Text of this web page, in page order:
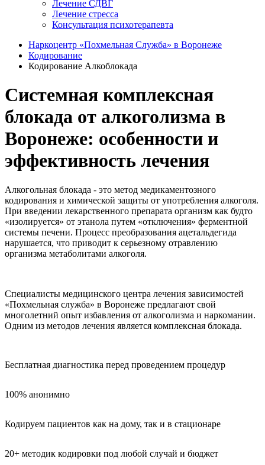
Лечение СДВГ
Лечение стресса
Консультация психотерапевта
Наркоцентр «Похмельная Служба» в Воронеже
Кодирование
Кодирование Алкоблокада
Системная комплексная
блокада от алкоголизма в
Воронеже: особенности и
эффективность лечения
Алкогольная блокада - это метод медикаментозного
кодирования и химической защиты от употребления алкоголя.
При введении лекарственного препарата организм как будто
«изолируется» от этанола путем «отключения» ферментной
системы печени. Процесс преобразования ацетальдегида
нарушается, что приводит к серьезному отравлению
организма метаболитами алкоголя.
Специалисты медицинского центра лечения зависимостей
«Похмельная служба» в Воронеже предлагают свой
многолетний опыт избавления от алкоголизма и наркомании.
Одним из методов лечения является комплексная блокада.
Бесплатная диагностика перед проведением процедур
100% анонимно
Кодируем пациентов как на дому, так и в стационаре
20+ методик кодировки под любой случай и бюджет